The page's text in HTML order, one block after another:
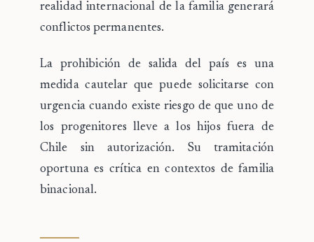
realidad internacional de la familia generará
conflictos permanentes.
La prohibición de salida del país es una
medida cautelar que puede solicitarse con
urgencia cuando existe riesgo de que uno de
los progenitores lleve a los hijos fuera de
Chile sin autorización. Su tramitación
oportuna es crítica en contextos de familia
binacional.